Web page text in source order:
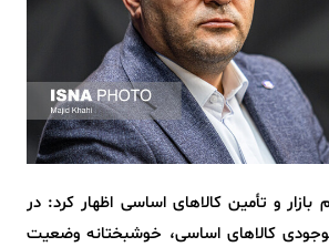
و تأمین کالاهای اساسی اظهار کرد: در
کالاهای اساسی، خوشبختانه وضعیت